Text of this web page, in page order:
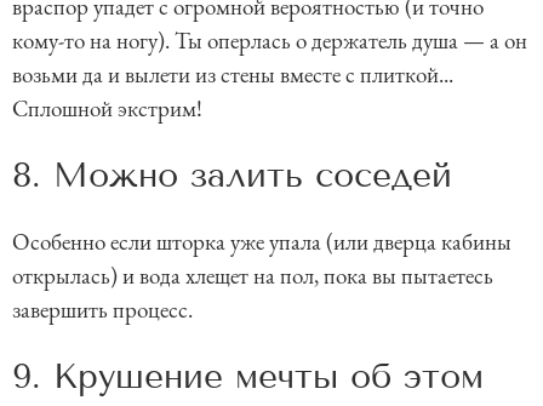
враспор упадет с огромной вероятностью (и точно
кому-то на ногу). Ты оперлась о держатель душа — а он
возьми да и вылети из стены вместе с плиткой...
Сплошной экстрим!
8. Можно залить соседей
Особенно если шторка уже упала (или дверца кабины
открылась) и вода хлещет на пол, пока вы пытаетесь
завершить процесс.
9. Крушение мечты об этом